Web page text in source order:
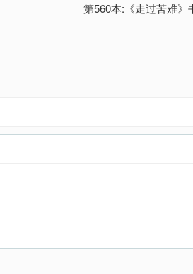
第560本:《走过苦难》